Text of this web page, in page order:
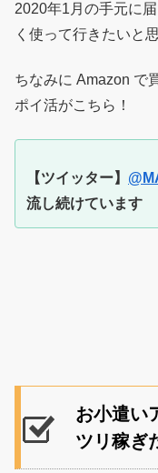
2020年1月の手元に
く使って行きたいと
ちなみに Amazon で
ポイ活がこちら！
【ツイッター】
流し続けています
お小遣い
ツリ稼ぎ